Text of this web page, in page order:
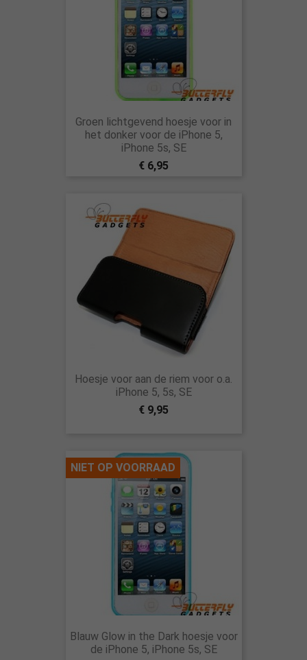
Groen lichtgevend hoesje voor in
het donker voor de iPhone 5,
iPhone 5s, SE
€ 6,95
Hoesje voor aan de riem voor o.a.
iPhone 5, 5s, SE
€ 9,95
Blauw Glow in the Dark hoesje voor
de iPhone 5, iPhone 5s, SE
NIET OP VOORRAAD